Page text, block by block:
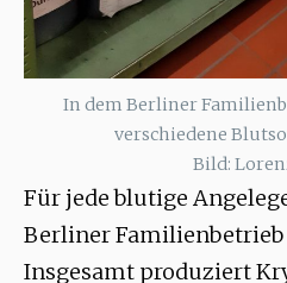
In dem Berliner
verschiedene
Bild:
Für jede blutige
Berliner Familienbetrieb
Insgesamt produziert